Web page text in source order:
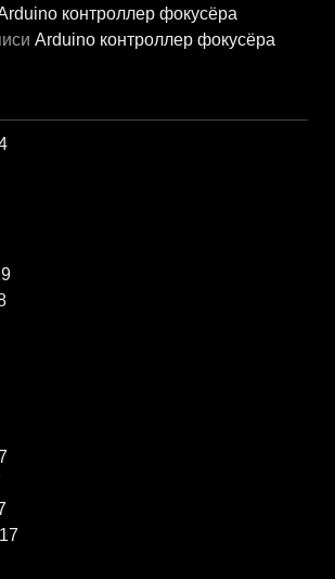
контроллер фокусёра
Arduino контроллер фокусёра